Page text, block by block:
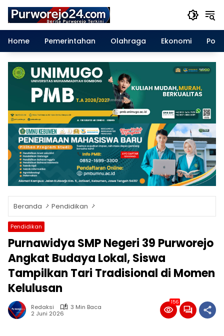
Langsung
konten
Home
Pemerintahan Olahraga Ekonomi
Beranda Pendidikan
Pendidikan
Purnawidya SMP Negeri 39 Purworejo
Angkat Budaya Lokal, Siswa
Tampilkan Tari Tradisional di Momen
Kelulusan
Redaksi
3 Min Baca
2 Juni 2026
156